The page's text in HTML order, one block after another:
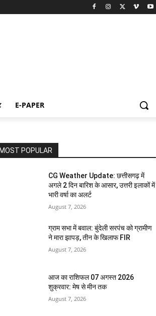
E-PAPER
MOST POPULAR
CG Weather Update: छत्तीसगढ़ में
अगले 2 दिन बारिश के आसार, उत्तरी इलाकों में
भारी वर्षा का अलर्ट
August 7, 2026
ग्राम सभा में बवाल: बुंदेली सरपंच को ग्रामीण
ने मारा झापड़, तीन के खिलाफ FIR
August 7, 2026
आज का राशिफल 07 अगस्त 2026
शुक्रवार: मेष से मीन तक
August 7, 2026